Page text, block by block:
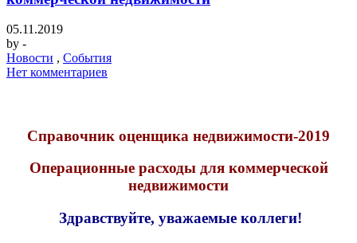
05.11.2019
by -
Новости , События
Нет комментариев
Справочник оценщика недвижимости-2019
Операционные расходы для коммерческой
недвижимости
Здравствуйте, уважаемые коллеги!